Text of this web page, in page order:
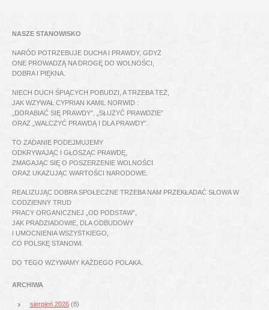
NASZE STANOWISKO
NARÓD POTRZEBUJE DUCHA I PRAWDY, GDYŻ
ONE PROWADZĄ NA DROGĘ DO WOLNOŚCI,
DOBRA I PIĘKNA.
NIECH DUCH ŚPIĄCYCH POBUDZI, A TRZEBA TEŻ,
JAK WZYWAŁ CYPRIAN KAMIL NORWID :
„DORABIAĆ SIĘ PRAWDY”, „SŁUŻYĆ PRAWDZIE”
ORAZ „WALCZYĆ PRAWDĄ I DLA PRAWDY”.
TO ZADANIE PODEJMUJEMY
ODKRYWAJĄC I GŁOSZĄC PRAWDĘ,
ZMAGAJĄC SIĘ O POSZERZENIE WOLNOŚCI
ORAZ UKAZUJĄC WARTOŚCI NARODOWE.
REALIZUJĄC DOBRA SPOŁECZNE TRZEBA NAM PRZEKŁADAĆ SŁOWA W
CODZIENNY TRUD
PRACY ORGANICZNEJ „OD PODSTAW”,
JAK PRADZIADOWIE, DLA ODBUDOWY
I UMOCNIENIA WSZYSTKIEGO,
CO POLSKĘ STANOWI.
DO TEGO WZYWAMY KAŻDEGO POLAKA.
ARCHIWA
sierpień 2026 (8)